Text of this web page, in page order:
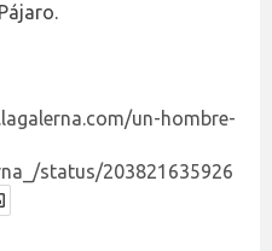
un-hombre-
status/203821635926